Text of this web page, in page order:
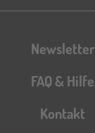
Newsletter
FAQ & Hilfe
Kontakt